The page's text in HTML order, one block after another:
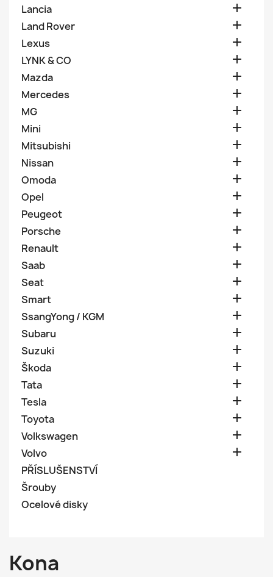
Lancia 
Land Rover 
Lexus 
LYNK & CO 
Mazda 
Mercedes 
MG 
Mini 
Mitsubishi 
Nissan 
Omoda 
Opel 
Peugeot 
Porsche 
Renault 
Saab 
Seat 
Smart 
SsangYong / KGM 
Subaru 
Suzuki 
Škoda 
Tata 
Tesla 
Toyota 
Volkswagen 
Volvo 
PŘÍSLUŠENSTVÍ
Šrouby
Ocelové disky
Kona